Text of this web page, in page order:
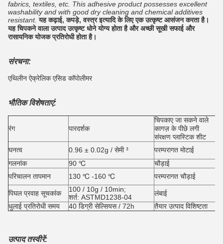
fabrics, textiles, etc. This adhesive product possesses excellent
washability and with good dry cleaning and chemical additives
resistant. यह कढ़ाई, कपड़े, वस्त्र इत्यादि के लिए एक उत्कृष्ट आसंजन करता है।
यह चिपकने वाला उत्पाद उत्कृष्ट धोने योग्य होता है और अच्छी सूखी सफाई और
रासायनिक योजक प्रतिरोधी होता है।
संरचना:
एथिलीन ऐक्रेलिक एसिड कॉपोलीमर
भौतिक विशेषताएं:
रंग पारदर्शक
चिपकाए जा सकने वाले
कागज़ के पीछे लगी
संरक्षण प्लास्टिक शीट
घनत्व 0.96 ± 0.02g / सेमी ³ परम्परागत मोटाई
गलनांक
90 ℃ चौड़ाई
परिचालन तापमान
130 ℃ -160 ℃ परम्परागत चौड़ाई
पिघल प्रवाह सूचकांक
100 / 10g / 10min;
शर्त: ASTMD1238-04
लंबाई
धुलाई प्रतिरोधी समय
40 डिग्री सेल्सियस / 72h तैयार उत्पाद विशिष्टता
उत्पाद तस्वीरें: